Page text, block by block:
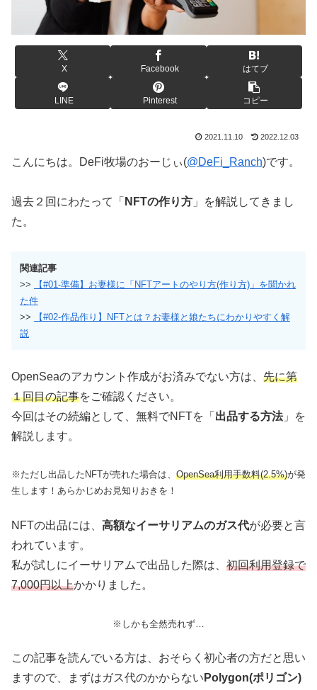
X Facebook はてブ
LINE Pinterest コピー
2021.11.10 2022.12.03
こんにちは。DeFi牧場のおーじぃ(@DeFi_Ranch)です。
過去２回にわたって「 NFTの作り方 」を解説してきまし
た。
関連記事
>>
【#01-準備】お妻様に「NFTアートのやり方(作り方)」を聞かれ
た件
>>
【#02-作品作り】NFTとは？お妻様と娘たちにわかりやすく解
説
OpenSeaのアカウント作成がお済みでない方は、 先に第
１回目の記事をご確認ください。
今回はその続編として、無料でNFTを「 出品する方法」を
解説します。
※ただし出品したNFTが売れた場合は、 OpenSea利用手数料(2.5%)が発
生します！あらかじめお見知りおきを！
NFTの出品には、 高額なイーサリアムのガス代が必要と言
われています。
私が試しにイーサリアムで出品した際は、 初回利用登録で
7,000円以上かかりました。
※しかも全然売れず…
この記事を読んでいる方は、おそらく初心者の方だと思い
ますので、まずはガス代のかからない Polygon(ポリゴン)